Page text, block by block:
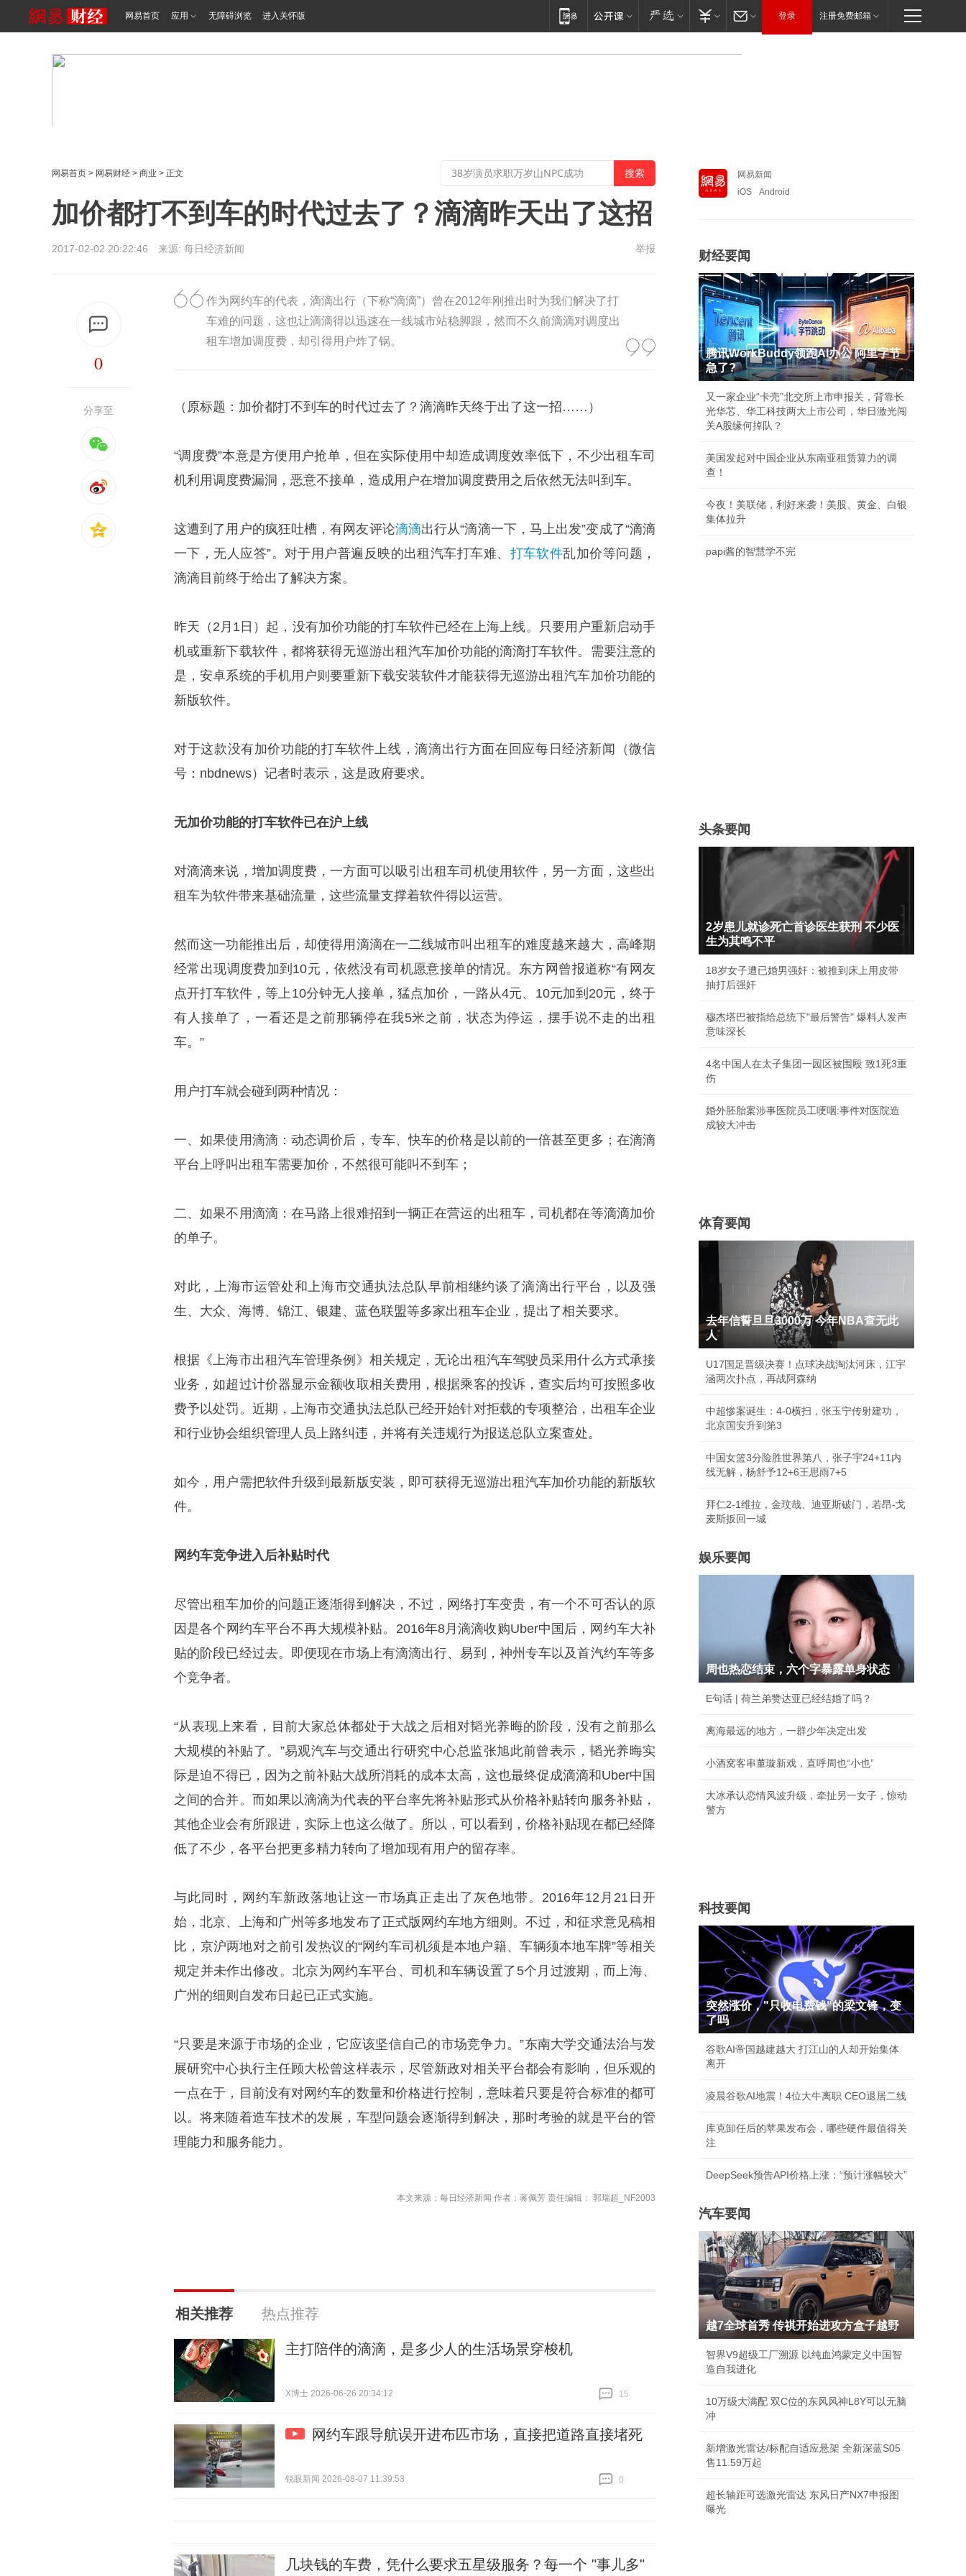
网易首页 应用 无障碍浏览 进入关怀版 登录 注册免费邮箱
网易首页 > 网易财经 > 商业 > 正文
加价都打不到车的时代过去了？滴滴昨天出了这招
2017-02-02 20:22:46 来源: 每日经济新闻 举报
0
分享至
作为网约车的代表，滴滴出行（下称“滴滴”）曾在2012年刚推出时为我们解决了打
车难的问题，这也让滴滴得以迅速在一线城市站稳脚跟，然而不久前滴滴对调度出
租车增加调度费，却引得用户炸了锅。
（原标题：加价都打不到车的时代过去了？滴滴昨天终于出了这一招……）
“调度费”本意是方便用户抢单，但在实际使用中却造成调度效率低下，不少出租车司
机利用调度费漏洞，恶意不接单，造成用户在增加调度费用之后依然无法叫到车。
这遭到了用户的疯狂吐槽，有网友评论滴滴出行从“滴滴一下，马上出发”变成了“滴滴
一下，无人应答”。对于用户普遍反映的出租汽车打车难、 打车软件乱加价等问题，
滴滴目前终于给出了解决方案。
昨天（2月1日）起，没有加价功能的打车软件已经在上海上线。只要用户重新启动手
机或重新下载软件，都将获得无巡游出租汽车加价功能的滴滴打车软件。需要注意的
是，安卓系统的手机用户则要重新下载安装软件才能获得无巡游出租汽车加价功能的
新版软件。
对于这款没有加价功能的打车软件上线，滴滴出行方面在回应每日经济新闻（微信
号：nbdnews）记者时表示，这是政府要求。
无加价功能的打车软件已在沪上线
对滴滴来说，增加调度费，一方面可以吸引出租车司机使用软件，另一方面，这些出
租车为软件带来基础流量，这些流量支撑着软件得以运营。
然而这一功能推出后，却使得用滴滴在一二线城市叫出租车的难度越来越大，高峰期
经常出现调度费加到10元，依然没有司机愿意接单的情况。东方网曾报道称“有网友
点开打车软件，等上10分钟无人接单，猛点加价，一路从4元、10元加到20元，终于
有人接单了，一看还是之前那辆停在我5米之前，状态为停运，摆手说不走的出租
车。”
用户打车就会碰到两种情况：
一、如果使用滴滴：动态调价后，专车、快车的价格是以前的一倍甚至更多；在滴滴
平台上呼叫出租车需要加价，不然很可能叫不到车；
二、如果不用滴滴：在马路上很难招到一辆正在营运的出租车，司机都在等滴滴加价
的单子。
对此，上海市运管处和上海市交通执法总队早前相继约谈了滴滴出行平台，以及强
生、大众、海博、锦江、银建、蓝色联盟等多家出租车企业，提出了相关要求。
根据《上海市出租汽车管理条例》相关规定，无论出租汽车驾驶员采用什么方式承接
业务，如超过计价器显示金额收取相关费用，根据乘客的投诉，查实后均可按照多收
费予以处罚。近期，上海市交通执法总队已经开始针对拒载的专项整治，出租车企业
和行业协会组织管理人员上路纠违，并将有关违规行为报送总队立案查处。
如今，用户需把软件升级到最新版安装，即可获得无巡游出租汽车加价功能的新版软
件。
网约车竞争进入后补贴时代
尽管出租车加价的问题正逐渐得到解决，不过，网络打车变贵，有一个不可否认的原
因是各个网约车平台不再大规模补贴。2016年8月滴滴收购Uber中国后，网约车大补
贴的阶段已经过去。即便现在市场上有滴滴出行、易到，神州专车以及首汽约车等多
个竞争者。
“从表现上来看，目前大家总体都处于大战之后相对韬光养晦的阶段，没有之前那么
大规模的补贴了。”易观汽车与交通出行研究中心总监张旭此前曾表示，韬光养晦实
际是迫不得已，因为之前补贴大战所消耗的成本太高，这也最终促成滴滴和Uber中国
之间的合并。而如果以滴滴为代表的平台率先将补贴形式从价格补贴转向服务补贴，
其他企业会有所跟进，实际上也这么做了。所以，可以看到，价格补贴现在都已经降
低了不少，各平台把更多精力转向了增加现有用户的留存率。
与此同时，网约车新政落地让这一市场真正走出了灰色地带。2016年12月21日开
始，北京、上海和广州等多地发布了正式版网约车地方细则。不过，和征求意见稿相
比，京沪两地对之前引发热议的“网约车司机须是本地户籍、车辆须本地车牌”等相关
规定并未作出修改。北京为网约车平台、司机和车辆设置了5个月过渡期，而上海、
广州的细则自发布日起已正式实施。
“只要是来源于市场的企业，它应该坚信自己的市场竞争力。”东南大学交通法治与发
展研究中心执行主任顾大松曾这样表示，尽管新政对相关平台都会有影响，但乐观的
一点在于，目前没有对网约车的数量和价格进行控制，意味着只要是符合标准的都可
以。将来随着造车技术的发展，车型问题会逐渐得到解决，那时考验的就是平台的管
理能力和服务能力。
本文来源：每日经济新闻 作者：蒋佩芳 责任编辑： 郭瑞超_NF2003
相关推荐 热点推荐
主打陪伴的滴滴，是多少人的生活场景穿梭机
X博士 2026-06-26 20:34:12
15
网约车跟导航误开进布匹市场，直接把道路直接堵死
锐眼新闻 2026-08-07 11:39:53
0
几块钱的车费，凭什么要求五星级服务？每一个 "事儿多"
网易新闻
iOS
Android
财经要闻
腾讯WorkBuddy领跑AI办公 阿里字节
急了?
又一家企业“卡壳”北交所上市申报关，背靠长
光华芯、华工科技两大上市公司，华日激光闯
关A股缘何掉队？
美国发起对中国企业从东南亚租赁算力的调
查！
今夜！美联储，利好来袭！美股、黄金、白银
集体拉升
papi酱的智慧学不完
头条要闻
2岁患儿就诊死亡首诊医生获刑 不少医
生为其鸣不平
18岁女子遭已婚男强奸：被推到床上用皮带
抽打后强奸
穆杰塔巴被指给总统下"最后警告" 爆料人发声
意味深长
4名中国人在太子集团一园区被围殴 致1死3重
伤
婚外胚胎案涉事医院员工哽咽:事件对医院造
成较大冲击
体育要闻
去年信誓旦旦3000万 今年NBA查无此
人
U17国足晋级决赛！点球决战淘汰河床，江宇
涵两次扑点，再战阿森纳
中超惨案诞生：4-0横扫，张玉宁传射建功，
北京国安升到第3
中国女篮3分险胜世界第八，张子宇24+11内
线无解，杨舒予12+6王思雨7+5
拜仁2-1维拉，金玟哉、迪亚斯破门，若昂-戈
麦斯扳回一城
娱乐要闻
周也热恋结束，六个字暴露单身状态
E句话 | 荷兰弟赞达亚已经结婚了吗？
离海最远的地方，一群少年决定出发
小酒窝客串董璇新戏，直呼周也“小也”
大冰承认恋情风波升级，牵扯另一女子，惊动
警方
科技要闻
突然涨价，"只收电费钱"的梁文锋，变
了吗
谷歌AI帝国越建越大 打江山的人却开始集体
离开
凌晨谷歌AI地震！4位大牛离职 CEO退居二线
库克卸任后的苹果发布会，哪些硬件最值得关
注
DeepSeek预告API价格上涨：“预计涨幅较大”
汽车要闻
越7全球首秀 传祺开始进攻方盒子越野
智界V9超级工厂溯源 以纯血鸿蒙定义中国智
造自我进化
10万级大满配 双C位的东风风神L8Y可以无脑
冲
新增激光雷达/标配自适应悬架 全新深蓝S05
售11.59万起
超长轴距可选激光雷达 东风日产NX7申报图
曝光